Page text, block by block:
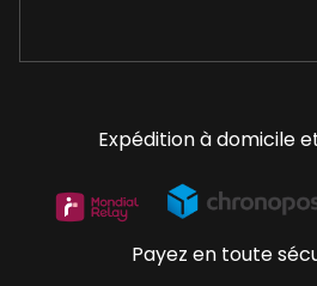
Expédition à domicile
Payez en toute